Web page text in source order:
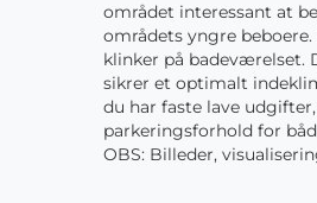
området interessant at
områdets yngre
klinker på badeværelset.
sikrer et optimalt
du har faste lave
parkeringsforhold for
OBS: Billeder,